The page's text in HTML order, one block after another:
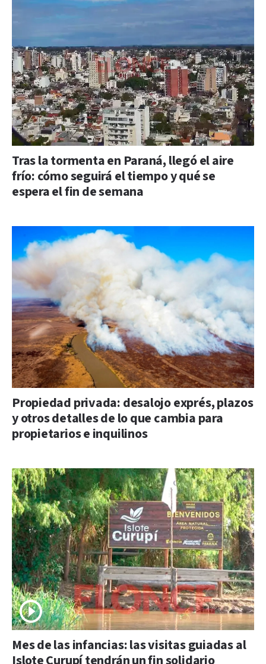
Tras la tormenta en Paraná, llegó el aire
frío: cómo seguirá el tiempo y qué se
espera el fin de semana
Propiedad privada: desalojo exprés, plazos
y otros detalles de lo que cambia para
propietarios e inquilinos
Mes de las infancias: las visitas guiadas al
Islote Curupí tendrán un fin solidario